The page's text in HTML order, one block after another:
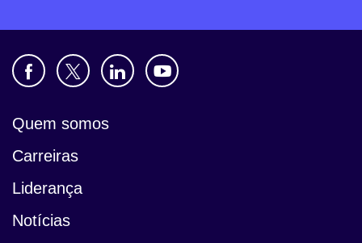
Quem somos
Carreiras
Liderança
Notícias